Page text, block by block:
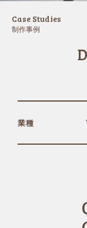
Case Studies
制作事例
業種